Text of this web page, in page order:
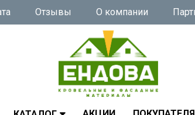
Отзывы О компании